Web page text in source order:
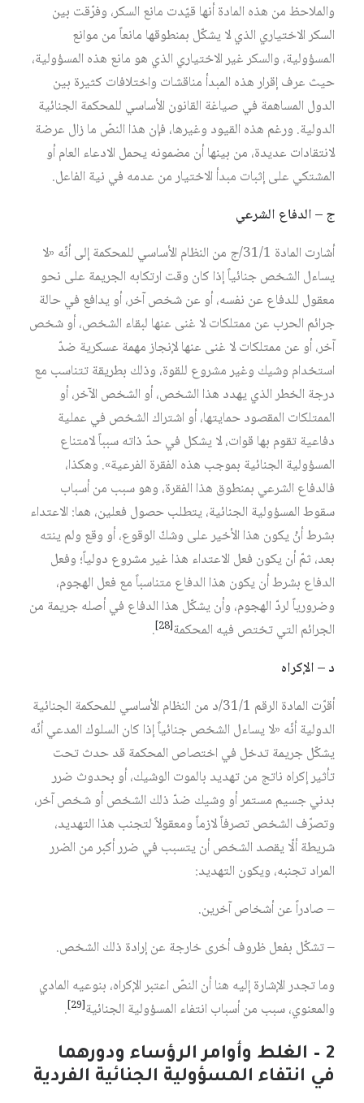
والملاحظ من هذه المادة أنها قيّدت مانع السكر، وفرّقت بين
السكر الاختياري الذي لا يشكّل بمنطوقها مانعاً من موانع
المسؤولية، والسكر غير الاختياري الذي هو مانع هذه المسؤولية،
حيث عرف إقرار هذه المبدأ مناقشات واختلافات كثيرة بين
الدول المساهمة في صياغة القانون الأساسي للمحكمة الجنائية
الدولية. ورغم هذه القيود وغيرها، فإن هذا النصّ ما زال عرضة
لانتقادات عديدة، من بينها أن مضمونه يحمل الادعاء العام أو
المشتكي على إثبات مبدأ الاختيار من عدمه في نية الفاعل.
ج – الدفاع الشرعي
أشارت المادة 31/1/ج من النظام الأساسي للمحكمة إلى أنّه «لا
يساءل الشخص جنائياً إذا كان وقت ارتكابه الجريمة على نحو
معقول للدفاع عن نفسه، أو عن شخص آخر، أو يدافع في حالة
جرائم الحرب عن ممتلكات لا غنى عنها لبقاء الشخص، أو شخص
آخر، أو عن ممتلكات لا غنى عنها لإنجاز مهمة عسكرية ضدّ
استخدام وشيك وغير مشروع للقوة، وذلك بطريقة تتناسب مع
درجة الخطر الذي يهدد هذا الشخص، أو الشخص الآخر، أو
الممتلكات المقصود حمايتها، أو اشتراك الشخص في عملية
دفاعية تقوم بها قوات، لا يشكل في حدّ ذاته سبباً لامتناع
المسؤولية الجنائية بموجب هذه الفقرة الفرعية». وهكذا،
فالدفاع الشرعي بمنطوق هذا الفقرة، وهو سبب من أسباب
سقوط المسؤولية الجنائية، يتطلب حصول فعلين، هما: الاعتداء
بشرط أنْ يكون هذا الأخير على وشكّ الوقوع، أو وقع ولم ينته
بعد، ثمّ أن يكون فعل الاعتداء هذا غير مشروع دولياً؛ وفعل
الدفاع بشرط أن يكون هذا الدفاع متناسباً مع فعل الهجوم،
وضرورياً لردّ الهجوم، وأن يشكّل هذا الدفاع في أصله جريمة من
الجرائم التي تختص فيه المحكمة[28]
.
د – الإكراه
أقرّت المادة الرقم 31/1/د من النظام الأساسي للمحكمة الجنائية
الدولية أنّه «لا يساءل الشخص جنائياً إذا كان السلوك المدعي أنّه
يشكّل جريمة تدخل في اختصاص المحكمة قد حدث تحت
تأثير إكراه ناتج من تهديد بالموت الوشيك، أو بحدوث ضرر
بدني جسيم مستمر أو وشيك ضدّ ذلك الشخص أو شخص آخر،
وتصرّف الشخص تصرفاً لازماً ومعقولاً لتجنب هذا التهديد،
شريطة أ لّا يقصد الشخص أن يتسبب في ضرر أكبر من الضرر
المراد تجنبه، ويكون التهديد:
– صادراً عن أشخاص آخرين.
– تشكّل بفعل ظروف أخرى خارجة عن إرادة ذلك الشخص.
وما تجدر الإشارة إليه هنا أن النصّ اعتبر الإكراه، بنوعيه المادي
والمعنوي، سبب من أسباب انتفاء المسؤولية الجنائية[29]
.
2 – الغلط وأوامر الرؤساء ودورهما
في انتفاء المسؤولية الجنائية الفردية